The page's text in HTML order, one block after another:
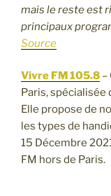
mais le reste est
principaux
Source
Vivre FM 105.8 –
Paris,
Elle propose de
les types de
15 Décembre
FM hors de Paris.